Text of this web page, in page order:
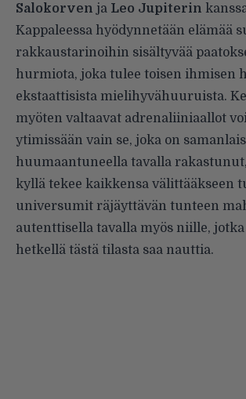
Salokorven ja Leo Jupiterin
Kappaleessa hyödynnetään elämää
rakkaustarinoihin sisältyvää
hurmiota, joka tulee toisen ihmisen
ekstaattisista mielihyvähuuruista.
myöten valtaavat adrenaliiniaallot
ytimissään vain se, joka on
huumaantuneella tavalla
kyllä tekee kaikkensa välittääkseen
universumit räjäyttävän tunteen
autenttisella tavalla myös niille,
hetkellä tästä tilasta saa nauttia.